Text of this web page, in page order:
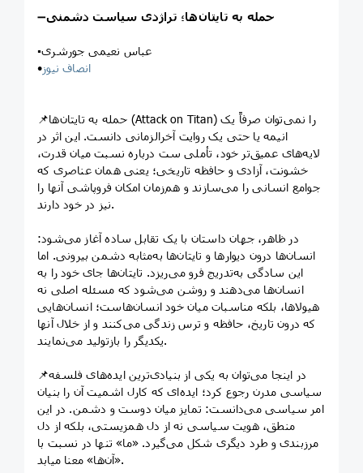
➖حمله به تایتان‌ها؛ تراژدی سیاست دشمنی
•انصاف نیوز
📌حمله به تایتان‌ها (Attack on Titan) را نمی‌توان صرفاً یک
انیمه یا حتی یک روایت آخرالزمانی دانست. این اثر در
لایه‌های عمیق‌تر خود، تأملی ست درباره نسبت میان قدرت،
خشونت، آزادی و حافظه تاریخی؛ یعنی همان عناصری که
جوامع انسانی را می‌سازند و هم‌زمان امکان فروپاشی آنها را
نیز در خود دارند.
در ظاهر، جهان داستان با یک تقابل ساده آغاز می‌شود:
انسان‌ها درون دیوارها و تایتان‌ها به‌مثابه دشمن بیرونی. اما
این سادگی به‌تدریج فرو می‌ریزد. تایتان‌ها جای خود را به
انسان‌ها می‌دهند و روشن می‌شود که مسئله اصلی نه
هیولاها، بلکه مناسبات میان خود انسان‌هاست؛ انسان‌هایی
که درون تاریخ، حافظه و ترس زندگی می‌کنند و از خلال آنها
یکدیگر را بازتولید می‌نمایند.
📌در اینجا می‌توان به یکی از بنیادی‌ترین ایده‌های فلسفه
سیاسی مدرن رجوع کرد؛ ایده‌ای که کارل اشمیت آن را بنیان
امر سیاسی می‌دانست: تمایز میان دوست و دشمن. در این
منطق، هویت سیاسی نه از دل همزیستی، بلکه از دل
مرزبندی و طرد دیگری شکل می‌گیرد. «ما» تنها در نسبت با
«آن‌ها» معنا میابد.